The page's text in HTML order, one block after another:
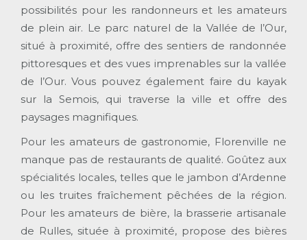
possibilités pour les randonneurs et les amateurs
de plein air. Le parc naturel de la Vallée de l’Our,
situé à proximité, offre des sentiers de randonnée
pittoresques et des vues imprenables sur la vallée
de l’Our. Vous pouvez également faire du kayak
sur la Semois, qui traverse la ville et offre des
paysages magnifiques.
Pour les amateurs de gastronomie, Florenville ne
manque pas de restaurants de qualité. Goûtez aux
spécialités locales, telles que le jambon d’Ardenne
ou les truites fraîchement pêchées de la région.
Pour les amateurs de bière, la brasserie artisanale
de Rulles, située à proximité, propose des bières